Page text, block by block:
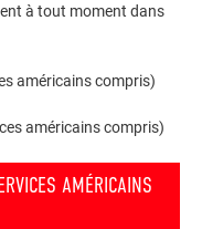
à tout moment dans
américains compris)
américains compris)
AMÉRICAINS